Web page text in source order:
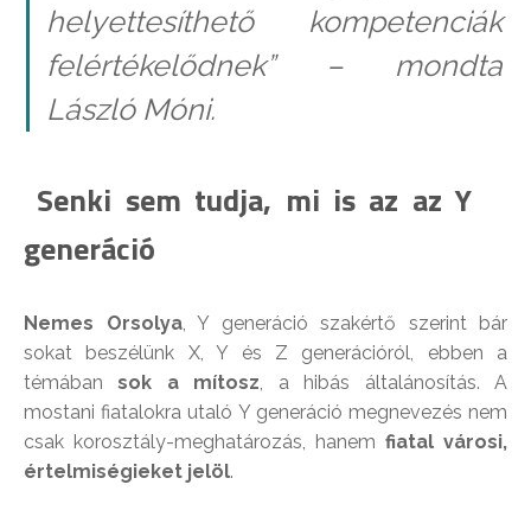
helyettesíthető kompetenciák
felértékelődnek” – mondta
László Móni.
Senki sem tudja, mi is az az Y
generáció
Nemes Orsolya, Y generáció szakértő szerint bár
sokat beszélünk X, Y és Z generációról, ebben a
témábansok a mítosz, a hibás általánosítás. A
mostani fiatalokra utaló Y generáció megnevezés nem
csak korosztály-meghatározás, hanem fiatal városi,
értelmiségieket jelöl.